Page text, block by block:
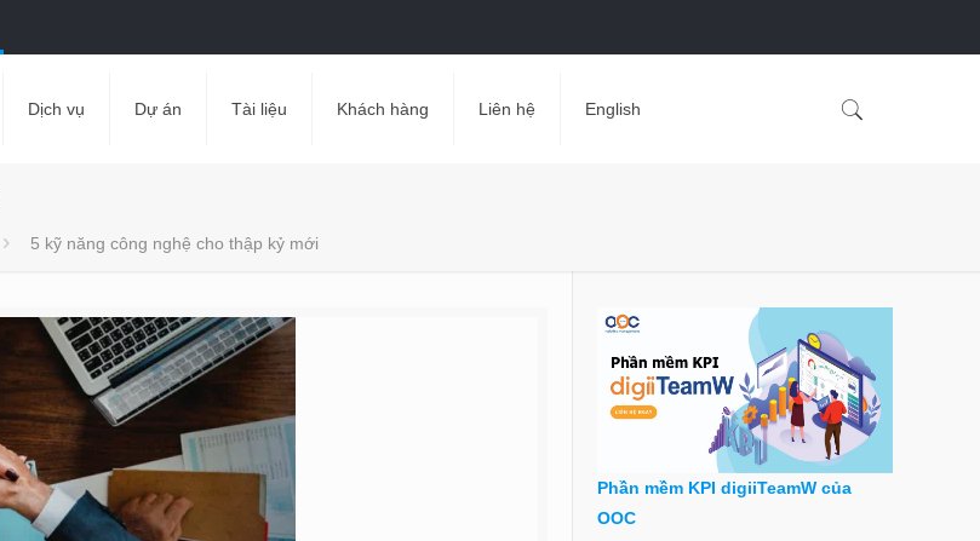
Dịch vụ Dự án Tài liệu Khách hàng Liên hệ English
5 kỹ năng công nghệ cho thập kỷ mới
Phần mềm KPI digiiTeamW của
OOC